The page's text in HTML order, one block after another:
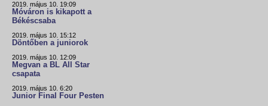
2019. május 10. 19:09
Móváron is kikapott a
Békéscsaba
2019. május 10. 15:12
Döntőben a juniorok
2019. május 10. 12:09
Megvan a BL All Star
csapata
2019. május 10. 6:20
Junior Final Four Pesten